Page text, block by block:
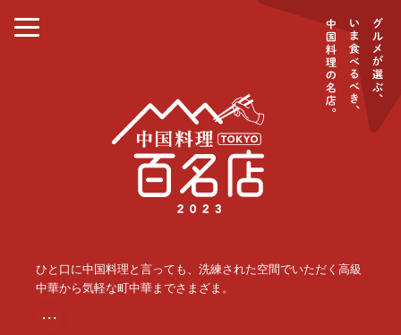
ひと口に中国料理と言っても、洗練された空間でいただく高級
中華から気軽な町中華までさまざま。
・・・